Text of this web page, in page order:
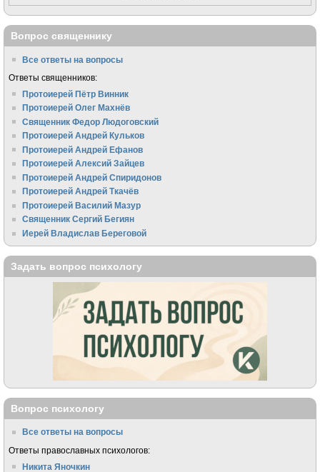
Вопрос священнику
Все ответы на вопросы
Ответы священников:
Протоиерей Пётр Винник
Протоиерей Олег Махнёв
Священник Федор Людоговский
Протоиерей Андрей Кульков
Протоиерей Андрей Ефанов
Протоиерей Алексий Зайцев
Протоиерей Андрей Спиридонов
Протоиерей Андрей Ткачёв
Протоиерей Василий Мазур
Священник Сергий Бегиян
Иерей Владислав Береговой
Задать вопрос психологу
Вопрос психологу
Все ответы на вопросы
Ответы православных психологов:
Никита Яночкин